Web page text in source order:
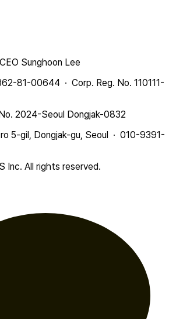
Sunghoon Lee
81-00644 · Corp. Reg. No. 110111-
2024-Seoul Dongjak-0832
5-gil, Dongjak-gu, Seoul · 010-9391-
Inc. All rights reserved.